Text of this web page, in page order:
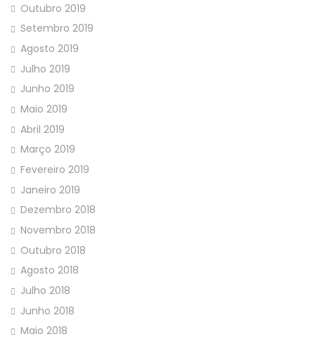
Outubro 2019
Setembro 2019
Agosto 2019
Julho 2019
Junho 2019
Maio 2019
Abril 2019
Março 2019
Fevereiro 2019
Janeiro 2019
Dezembro 2018
Novembro 2018
Outubro 2018
Agosto 2018
Julho 2018
Junho 2018
Maio 2018